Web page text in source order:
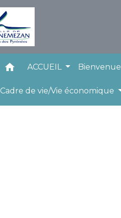
home ACCUEIL Bienvenue
Cadre de vie/Vie économique